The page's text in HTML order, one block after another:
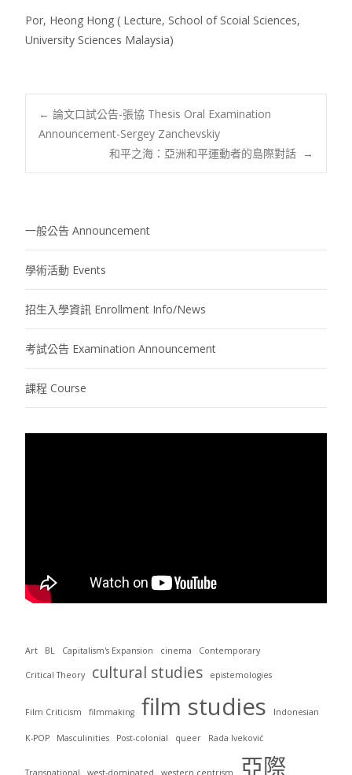
Por, Heong Hong ( Lecture, School of Scoial Sciences,
University Sciences Malaysia)
Post
navigation
← 論文口試公告-張協 Thesis Oral Examination
Announcement-Sergey Zanchevskiy
和平之海：亞洲和平運動者的島際對話 →
一般公告 Announcement
學術活動 Events
招生入學資訊 Enrollment Info/News
考試公告 Examination Announcement
課程 Course
Art BL Capitalism's Expansion cinema Contemporary
Critical Theory cultural studies epistemologies
Film Criticism filmmaking film studies Indonesian
K-POP Masculinities Post-colonial queer Rada Iveković
Transnational west-dominated western centrism 亞際